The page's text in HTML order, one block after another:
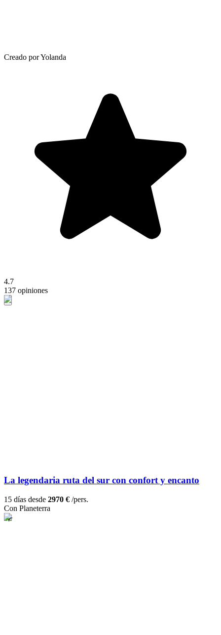
Creado por Yolanda
4.7
137 opiniones
La legendaria ruta del sur con confort y encanto
15 días desde 2970 € /pers.
Con Planeterra